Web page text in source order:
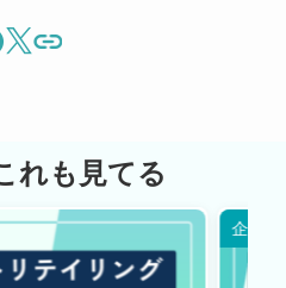
れも見てる
企業